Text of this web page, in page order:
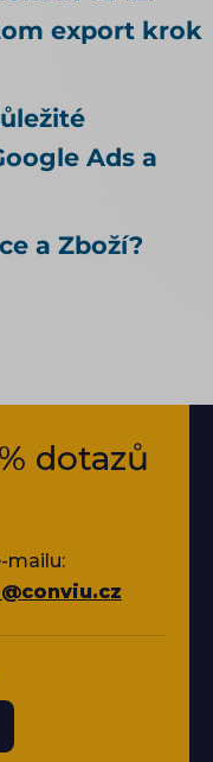
export krok
Ads a
a Zboží?
dotazů
mailu: